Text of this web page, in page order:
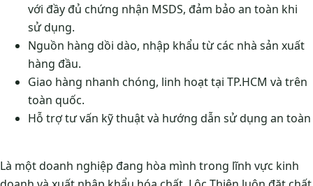
với đầy đủ chứng nhận MSDS, đảm bảo an toàn khi
sử dụng.
Nguồn hàng dồi dào, nhập khẩu từ các nhà sản xuất
hàng đầu.
Giao hàng nhanh chóng, linh hoạt tại TP.HCM và trên
toàn quốc.
Hỗ trợ tư vấn kỹ thuật và hướng dẫn sử dụng an toàn
Là một doanh nghiệp đang hòa mình trong lĩnh vực kinh